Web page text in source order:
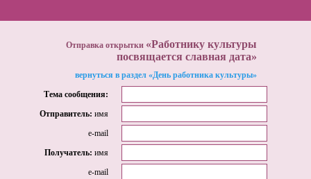
Отправка открытки «Работнику культуры
посвящается славная дата»
вернуться в раздел «День работника культуры»
Тема сообщения:
Отправитель: имя
e-mail
Получатель: имя
e-mail